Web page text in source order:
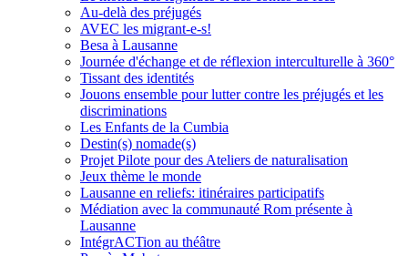
Au-delà des préjugés
AVEC les migrant-e-s!
Besa à Lausanne
Journée d'échange et de réflexion interculturelle à 360°
Tissant des identités
Jouons ensemble pour lutter contre les préjugés et les
discriminations
Les Enfants de la Cumbia
Destin(s) nomade(s)
Projet Pilote pour des Ateliers de naturalisation
Jeux thème le monde
Lausanne en reliefs: itinéraires participatifs
Médiation avec la communauté Rom présente à
Lausanne
IntégrACTion au théâtre